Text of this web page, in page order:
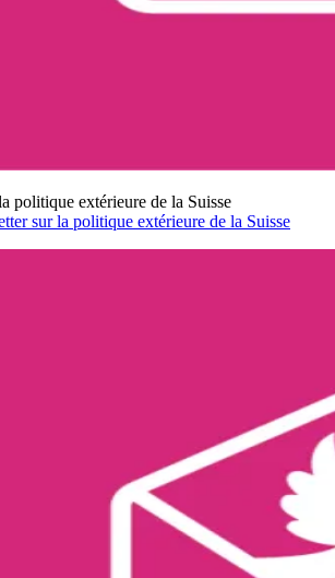
politique extérieure de la Suisse
sur la politique extérieure de la Suisse